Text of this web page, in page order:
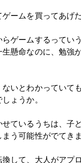
ームを買ってあげ
ゲームするってい
生懸命なのに、勉
いとわかっていて
ょうか。
ているうちは、子
う可能性がでてき
して、大人がアプ